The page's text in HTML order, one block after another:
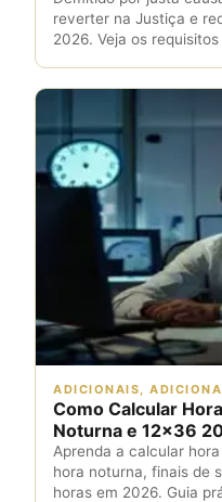
reverter na Justiça e
2026. Veja os
ADICIONAIS,
Como Calcular
Noturna e 12×36
Aprenda a calcular
hora noturna, finais de
horas em 2026. Guia